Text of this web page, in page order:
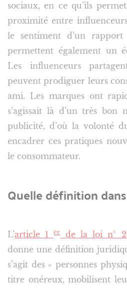
sociaux, en ce qu’ils
proximité entre
le sentiment d’un
permettent également un
Les influenceurs
peuvent prodiguer leurs
ami. Les marques ont
s’agissait là d’un très
publicité, d’où la volonté
encadrer ces pratiques
le consommateur.
Quelle définition
L’article 1erde la loi n°
donne une définition
s’agit des « personnes
titre onéreux, mobilisent